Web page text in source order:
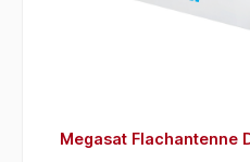
Megasat Flachantenne